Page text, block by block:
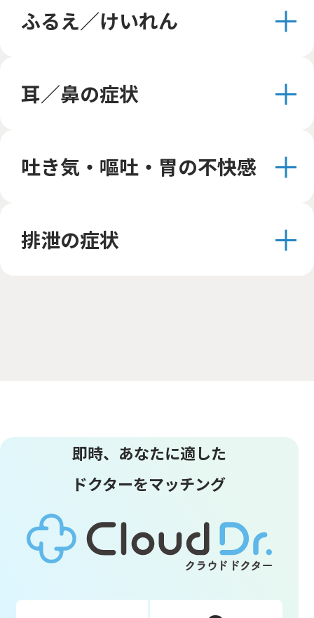
ふるえ／けいれん
耳／鼻の症状
吐き気・嘔吐・胃の不快感
排泄の症状
即時、あなたに適した
ドクターをマッチング